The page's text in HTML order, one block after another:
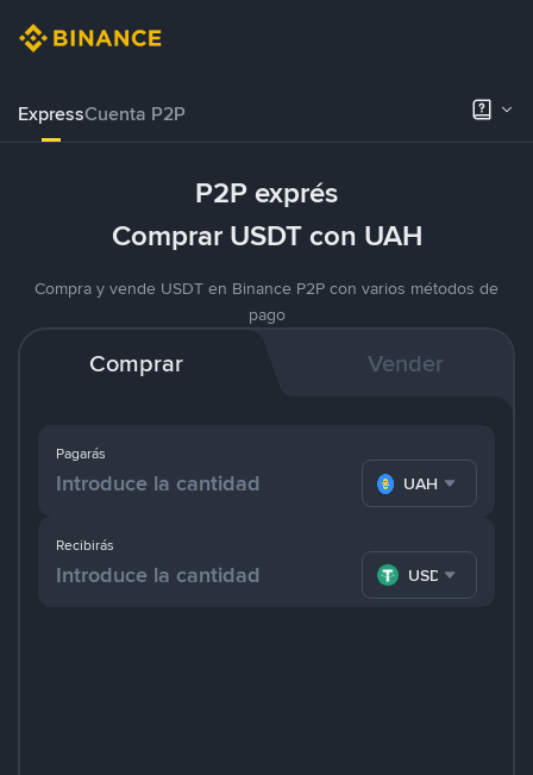
ExpressCuenta P2P
P2P exprés
Comprar USDT con UAH
Compra y vende USDT en Binance P2P con varios métodos de
pago
Comprar Vender
Pagarás
UAH
Recibirás
USDT